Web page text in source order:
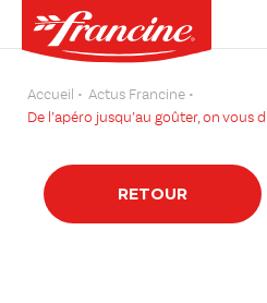
Accueil
Actus Francine
De l’apéro jusqu’au goûter, on vous
RETOUR